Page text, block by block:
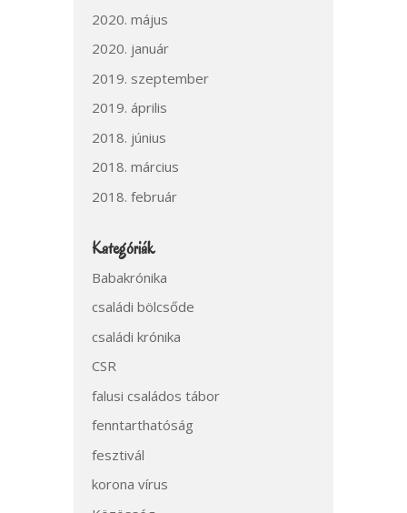
2020. május
2020. január
2019. szeptember
2019. április
2018. június
2018. március
2018. február
Kategóriák
Babakrónika
családi bölcsőde
családi krónika
CSR
falusi családos tábor
fenntarthatóság
fesztivál
korona vírus